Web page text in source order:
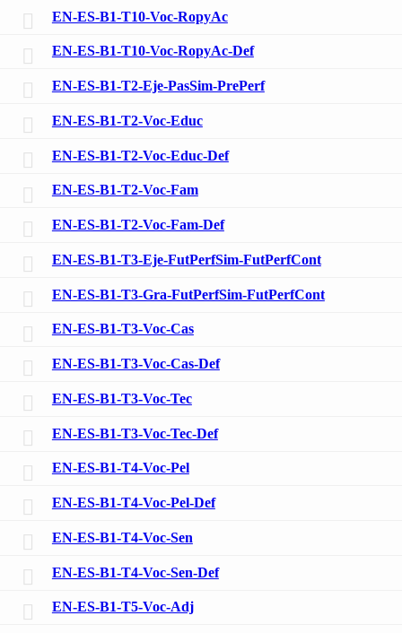
EN-ES-B1-T10-Voc-RopyAc
EN-ES-B1-T10-Voc-RopyAc-Def
EN-ES-B1-T2-Eje-PasSim-PrePerf
EN-ES-B1-T2-Voc-Educ
EN-ES-B1-T2-Voc-Educ-Def
EN-ES-B1-T2-Voc-Fam
EN-ES-B1-T2-Voc-Fam-Def
EN-ES-B1-T3-Eje-FutPerfSim-FutPerfCont
EN-ES-B1-T3-Gra-FutPerfSim-FutPerfCont
EN-ES-B1-T3-Voc-Cas
EN-ES-B1-T3-Voc-Cas-Def
EN-ES-B1-T3-Voc-Tec
EN-ES-B1-T3-Voc-Tec-Def
EN-ES-B1-T4-Voc-Pel
EN-ES-B1-T4-Voc-Pel-Def
EN-ES-B1-T4-Voc-Sen
EN-ES-B1-T4-Voc-Sen-Def
EN-ES-B1-T5-Voc-Adj